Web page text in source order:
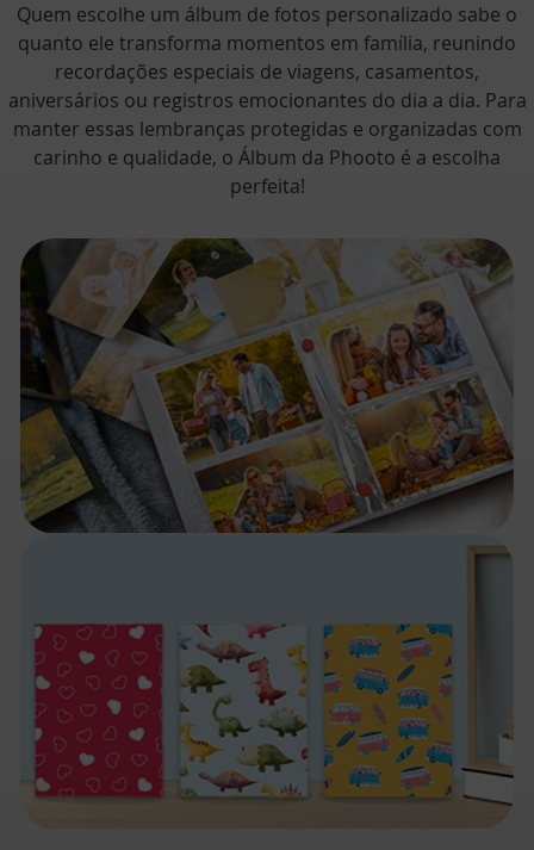
Quem escolhe um álbum de fotos personalizado sabe o
quanto ele transforma momentos em família, reunindo
recordações especiais de viagens, casamentos,
aniversários ou registros emocionantes do dia a dia. Para
manter essas lembranças protegidas e organizadas com
carinho e qualidade, o Álbum da Phooto é a escolha
perfeita!